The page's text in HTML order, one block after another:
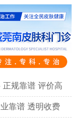
规靠谱 评价高
靠谱 透明收费